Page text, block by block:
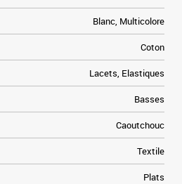
Blanc, Multicolore
Coton
Lacets, Elastiques
Basses
Caoutchouc
Textile
Plats